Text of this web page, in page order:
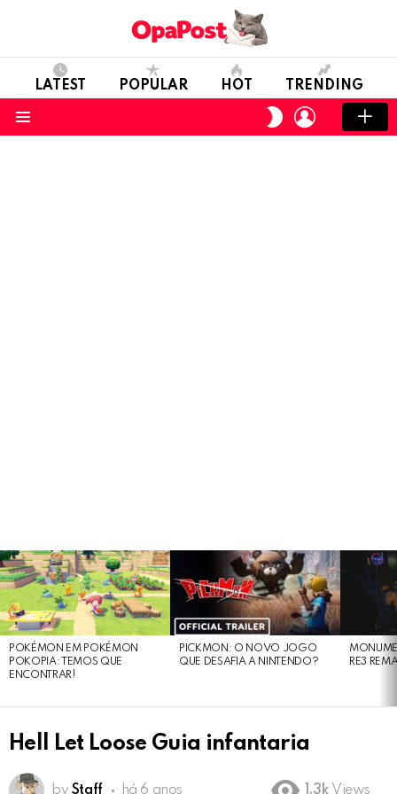
LATEST POPULAR HOT TRENDING
SWITCH
SKIN
LOGIN
LATEST
STORIES
POKÉMON EM POKÉMON
POKOPIA: TEMOS QUE
ENCONTRAR!
PICKMON: O NOVO JOGO
QUE DESAFIA A NINTENDO?
RE3
Hell Let Loose Guia infantaria
by Staff há 6 anos 1.3k Views